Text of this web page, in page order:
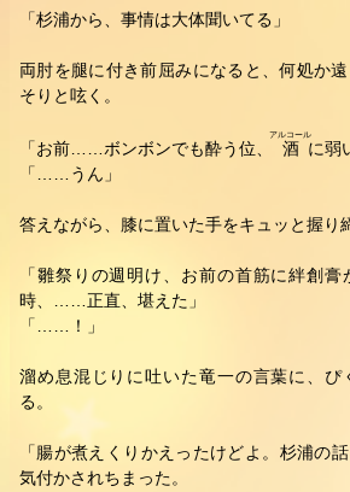
「杉浦から、事情は大体聞いてる」
両肘を腿に付き前屈みになると、何処か
そりと呟く。
「お前……ボンボンでも酔う位、 酒
アルコール
に弱
「……うん」
答えながら、膝に置いた手をキュッと握り
「雛祭りの週明け、お前の首筋に絆創
時、……正直、堪えた」
「……！」
溜め息混じりに吐いた竜一の言葉に、ぴ
る。
「腸が煮えくりかえったけどよ。杉浦の
気付かされちまった。